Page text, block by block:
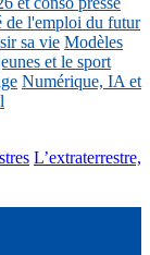
de l'emploi du futur
sa vie Modèles
et le sport
Numérique, IA et
L’extraterrestre,